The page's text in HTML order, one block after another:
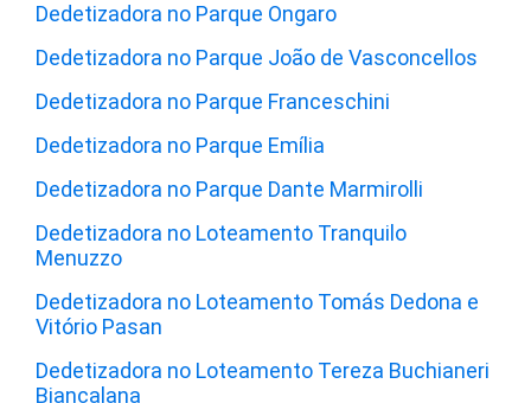
Dedetizadora no Parque Ongaro
Dedetizadora no Parque João de Vasconcellos
Dedetizadora no Parque Franceschini
Dedetizadora no Parque Emília
Dedetizadora no Parque Dante Marmirolli
Dedetizadora no Loteamento Tranquilo
Menuzzo
Dedetizadora no Loteamento Tomás Dedona e
Vitório Pasan
Dedetizadora no Loteamento Tereza Buchianeri
Biancalana